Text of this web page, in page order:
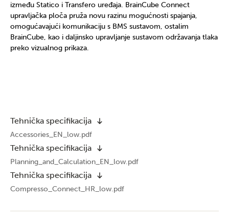
između Statico i Transfero uređaja. BrainCube Connect
upravljačka ploča pruža novu razinu mogućnosti spajanja,
omogućavajući komunikaciju s BMS sustavom, ostalim
BrainCube, kao i daljinsko upravljanje sustavom održavanja tlaka
preko vizualnog prikaza.
Tehnička specifikacija
Accessories_EN_low.pdf
Tehnička specifikacija
Planning_and_Calculation_EN_low.pdf
Tehnička specifikacija
Compresso_Connect_HR_low.pdf